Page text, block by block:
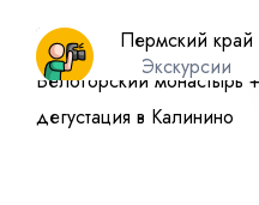
Пермский край
Экскурсии